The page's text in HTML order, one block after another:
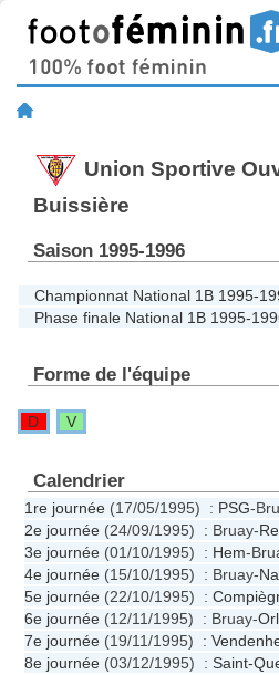
Union Sportive
Buissière
Saison 1995-1996
Championnat National 1B 1995-
Phase finale National 1B 1995-
Forme de l'équipe
D V
Calendrier
1re journée (17/05/1995) : PSG-
2e journée (24/09/1995) : Bruay-
3e journée (01/10/1995) : Hem-
4e journée (15/10/1995) : Bruay-
5e journée (22/10/1995) :
6e journée (12/11/1995) : Bruay-
7e journée (19/11/1995) :
8e journée (03/12/1995) : Saint-